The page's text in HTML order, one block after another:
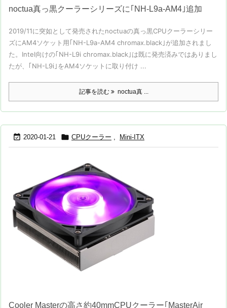
noctua真っ黒クーラーシリーズに｢NH-L9a-AM4｣追加
2019/11に突如として発売されたnoctuaの真っ黒CPUクーラーシリー
ズにAM4ソケット用｢NH-L9a-AM4 chromax.black｣が追加されまし
た。Intel向けの｢NH-L9i chromax.black｣は既に発売済みではありまし
たが、｢NH-L9i｣をAM4ソケットに取り付け ...
記事を読む noctua真 ...
 2020-01-21  CPUクーラー , Mini-ITX
Cooler Masterの高さ約40mmCPUクーラー｢MasterAir